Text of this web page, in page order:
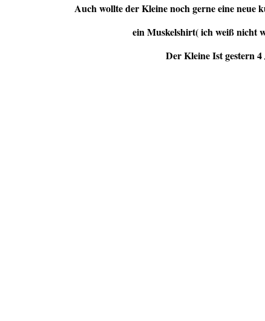
Auch wollte der Kleine noch gerne eine neue
ein Muskelshirt( ich weiß nicht
Der Kleine Ist gestern